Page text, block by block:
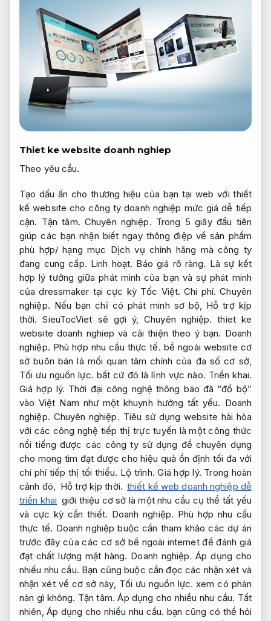
Thiet ke website doanh nghiep
Theo yêu cầu.
Tạo dấu ấn cho thương hiệu của bạn tại web với thiết
kế website cho công ty doanh nghiệp mức giá dễ tiếp
cận. Tận tâm. Chuyên nghiệp. Trong 5 giây đầu tiên
giúp các bạn nhận biết ngay thông điệp về sản phẩm
phù hợp/ hạng mục Dịch vụ chính hãng mà công ty
đang cung cấp. Linh hoạt. Báo giá rõ ràng. Là sự kết
hợp lý tưởng giữa phát minh của bạn và sự phát minh
của dressmaker tại cực kỳ Tốc Việt.Chi phí. Chuyên
nghiệp. Nếu bạn chỉ có phát minh sơ bộ, Hỗ trợ kịp
thời. SieuTocViet sẽ gợi ý,Chuyên nghiệp. thiet ke
website doanh nghiep và cải thiện theo ý bạn. Doanh
nghiệp. Phù hợp nhu cầu thực tế. bề ngoài website cơ
sở buôn bán là mối quan tâm chính của đa số cơ sở,
Tối ưu nguồn lực. bất cứ đó là lĩnh vực nào. Triển khai.
Giá hợp lý. Thời đại công nghệ thông báo đã “đổ bộ”
vào Việt Nam như một khuynh hướng tất yếu. Doanh
nghiệp. Chuyên nghiệp. Tiêu sử dụng website hài hòa
với các công nghệ tiếp thị trực tuyến là một công thức
nổi tiếng được các công ty sử dụng để chuyên dụng
cho mong tìm đạt được cho hiệu quả ổn định tối đa với
chi phí tiếp thị tối thiểu. Lộ trình. Giá hợp lý. Trong hoàn
cảnh đó, Hỗ trợ kịp thời. thiết kế web doanh nghiệp dễ
triển khai giới thiệu cơ sở là một nhu cầu cụ thể tất yếu
và cực kỳ cần thiết. Doanh nghiệp. Phù hợp nhu cầu
thực tế. Doanh nghiệp buộc cần tham khảo các dự án
trước đây của các cơ sở bề ngoài internet để đánh giá
đạt chất lượng mặt hàng. Doanh nghiệp. Áp dụng cho
nhiều nhu cầu. Bạn cũng buộc cần đọc các nhận xét và
nhận xét về cơ sở này, Tối ưu nguồn lực. xem có phàn
nàn gì không. Tận tâm. Áp dụng cho nhiều nhu cầu. Tất
nhiên,Áp dụng cho nhiều nhu cầu. bạn cũng có thể hỏi